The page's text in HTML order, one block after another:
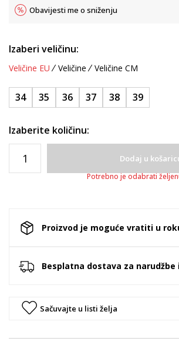
Obavijesti me o sniženju
Izaberi veličinu:
Veličine EU Veličine Veličine CM
34 35 36 37 38 39
Izaberite količinu:
Dodaj u
Potrebno je odabrati
Proizvod je moguće vratiti u
Besplatna dostava za narudžbe
Sačuvajte u listi želja